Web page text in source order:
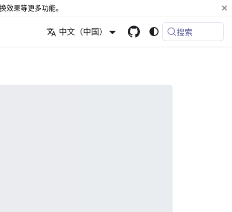
效果等更多功能。
中文（中国） 搜索